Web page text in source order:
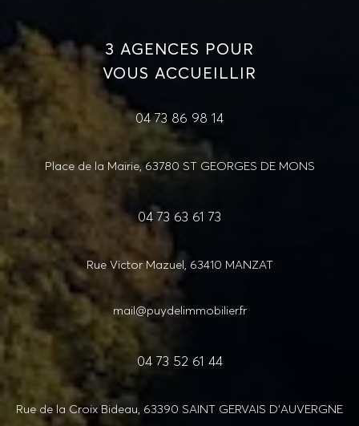
3 AGENCES POUR
VOUS ACCUEILLIR
04 73 86 98 14
Place de la Mairie, 63780 ST GEORGES DE MONS
04 73 63 61 73
Rue Victor Mazuel, 63410 MANZAT
mail@puydelimmobilier.fr
04 73 52 61 44
Rue de la Croix Bideau, 63390 SAINT GERVAIS D'AUVERGNE